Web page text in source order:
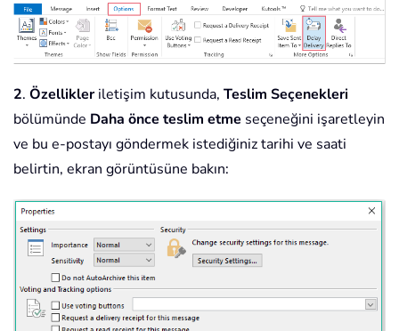
2. Özellikleriletişim kutusunda, Teslim Seçenekleri
bölümünde Daha önce teslim etme seçeneğini işaretleyin
ve bu e-postayı göndermek istediğiniz tarihi ve saati
belirtin, ekran görüntüsüne bakın: